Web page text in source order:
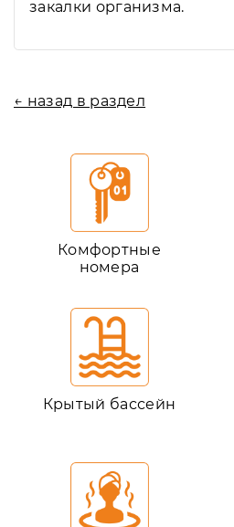
закалки организма.
← назад в раздел
Комфортные
номера
Крытый бассейн